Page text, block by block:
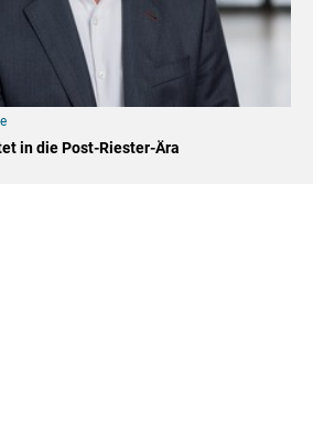
in die Post-Riester-Ära